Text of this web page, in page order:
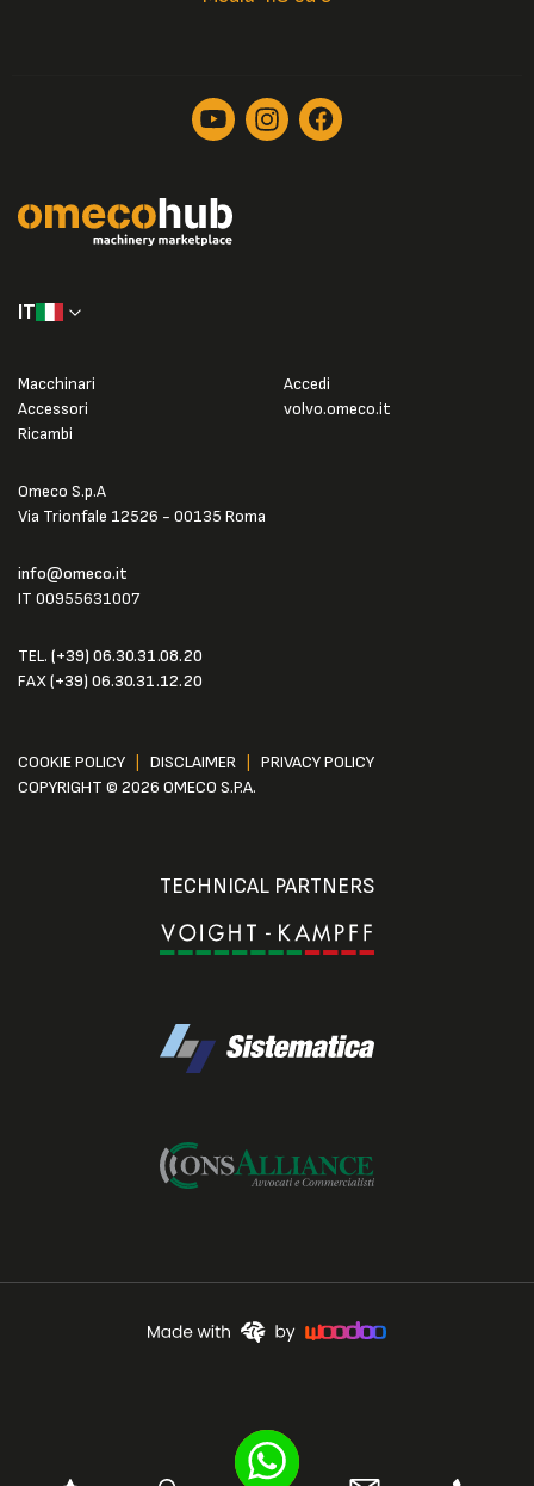
IT
Omeco S.p.A
Via Trionfale 12526 - 00135 Roma
info@omeco.it
IT 00955631007
TEL. (+39) 06.30.31.08.20
FAX(+39) 06.30.31.12.20
Macchinari
Accessori
Ricambi
Accedi
volvo.omeco.it
COOKIE POLICY DISCLAIMER
PRIVACY POLICY
COPYRIGHT © 2026 OMECO S.P.A.
TECHNICAL PARTNERS